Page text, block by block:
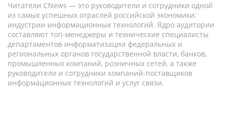
Читатели CNews — это руководители и сотрудники одной
из самых успешных отраслей российской экономики:
индустрии информационных технологий. Ядро аудитории
составляют топ-менеджеры и технические специалисты
департаментов информатизации федеральных и
региональных органов государственной власти, банков,
промышленных компаний, розничных сетей, а также
руководители и сотрудники компаний-поставщиков
информационных технологий и услуг связи.